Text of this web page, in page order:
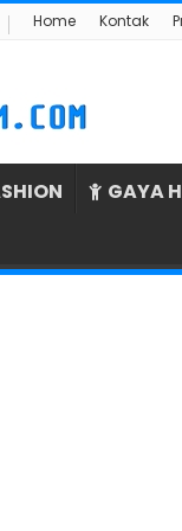
Home Kontak
GAYA